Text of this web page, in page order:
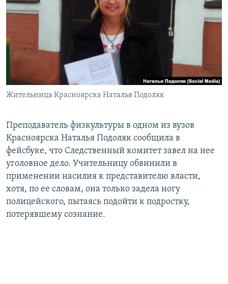
РАСПИСАНИЕ ВЕЩАНИЯ
ПОДПИШИТЕСЬ НА РАССЫЛКУ
СОЦИАЛЬНЫЕ СЕТИ
Все сайты РСЕ/РС
Жительница Красноярска Наталья Подоляк
Преподаватель физкультуры в одном из вузов
Красноярска Наталья Подоляк сообщила в
фейсбуке, что Следственный комитет завел на нее
уголовное дело. Учительницу обвинили в
применении насилия к представителю власти,
хотя, по ее словам, она только задела ногу
полицейского, пытаясь подойти к подростку,
потерявшему сознание.